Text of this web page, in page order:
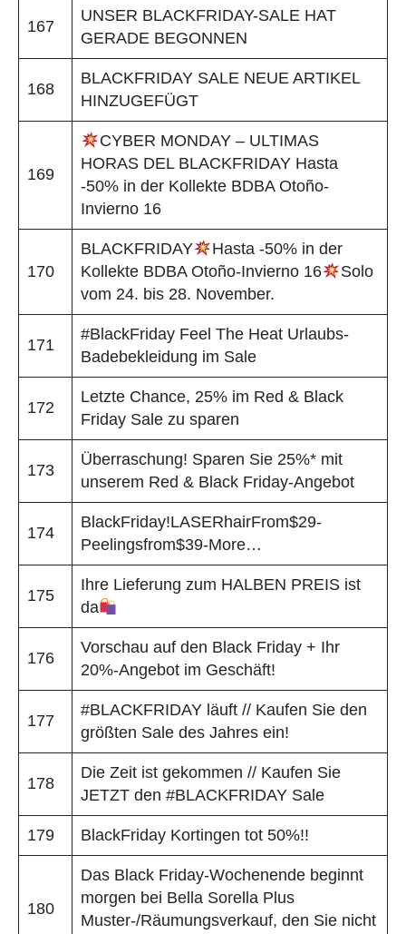
167
UNSER BLACKFRIDAY-SALE HAT
GERADE BEGONNEN
168
BLACKFRIDAY SALE NEUE ARTIKEL
HINZUGEFÜGT
169
CYBER MONDAY – ULTIMAS
HORAS DEL BLACKFRIDAY Hasta
-50% in der Kollekte BDBA Otoño-
Invierno 16
170
BLACKFRIDAY
Hasta -50% in der
Kollekte BDBA Otoño-Invierno 16
Solo
vom 24. bis 28. November.
171
#BlackFriday Feel The Heat Urlaubs-
Badebekleidung im Sale
172
Letzte Chance, 25% im Red & Black
Friday Sale zu sparen
173
Überraschung! Sparen Sie 25%* mit
unserem Red & Black Friday-Angebot
174
BlackFriday!LASERhairFrom$29-
Peelingsfrom$39-More…
175
Ihre Lieferung zum HALBEN PREIS ist
da
176
Vorschau auf den Black Friday + Ihr
20%-Angebot im Geschäft!
177
#BLACKFRIDAY läuft // Kaufen Sie den
größten Sale des Jahres ein!
178
Die Zeit ist gekommen // Kaufen Sie
JETZT den #BLACKFRIDAY Sale
179 BlackFriday Kortingen tot 50%!!
180
Das Black Friday-Wochenende beginnt
morgen bei Bella Sorella Plus
Muster-/Räumungsverkauf, den Sie nicht